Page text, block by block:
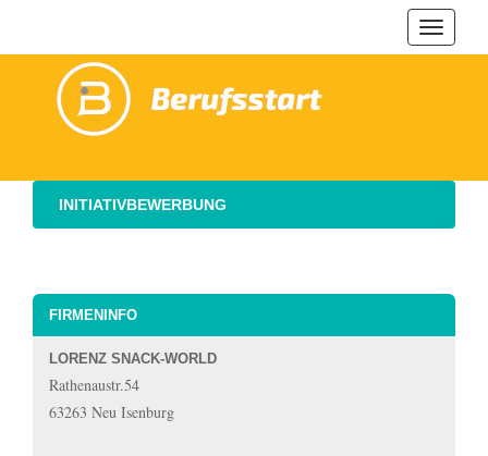
ein-/
INITIATIVBEWERBUNG
FIRMENINFO
LORENZ SNACK-WORLD
Rathenaustr.54
63263 Neu Isenburg